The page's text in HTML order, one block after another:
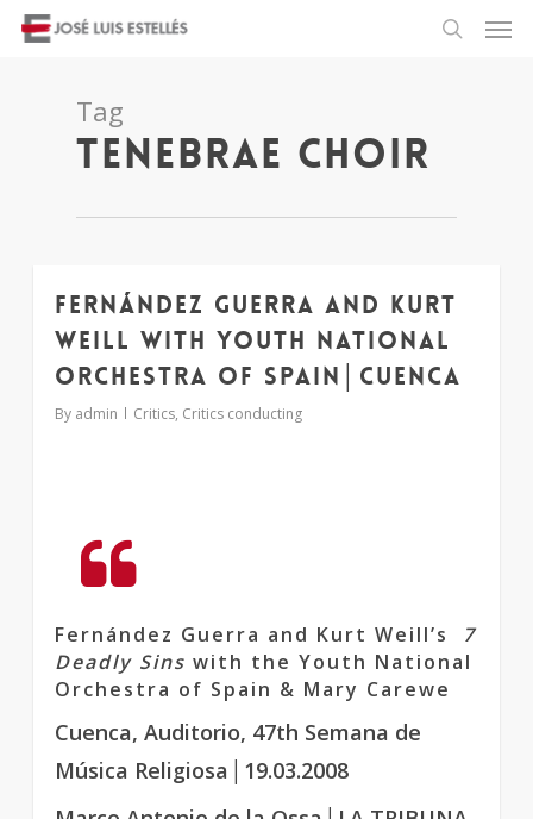
Tag
tenebrae choir
Fernández Guerra and Kurt
Weill with Youth National
Orchestra of Spain│Cuenca
By admin Critics, Critics conducting
Fernández Guerra and Kurt Weill’s 7
Deadly Sins with the Youth National
Orchestra of Spain & Mary Carewe
Cuenca, Auditorio, 47th Semana de
Música Religiosa
19.03.2008
1